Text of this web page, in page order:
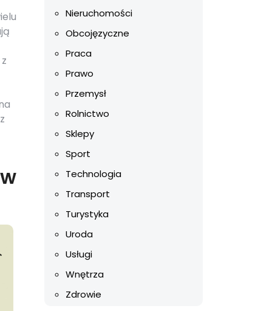
Nieruchomości
Obcojęzyczne
Praca
Prawo
Przemysł
Rolnictwo
Sklepy
Sport
Technologia
Transport
Turystyka
Uroda
Usługi
Wnętrza
Zdrowie